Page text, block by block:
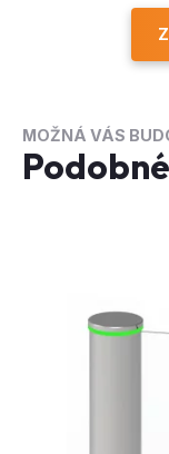
MOŽNÁ VÁS